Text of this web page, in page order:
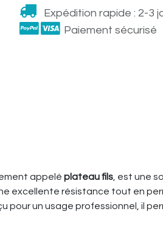
Expédition rapide : 2-3
Paiement sécurisé
appelé plateau fils , est une
excellente résistance tout en
pour un usage professionnel, il